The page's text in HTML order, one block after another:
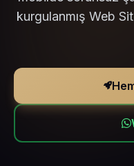
kurgulanmış Web